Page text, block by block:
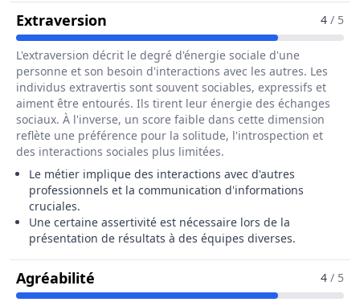
Extraversion Pour Le Métier De Technicien /
4 / 5
L'extraversion décrit le degré d'énergie sociale d'une
personne et son besoin d'interactions avec les autres. Les
individus extravertis sont souvent sociables, expressifs et
aiment être entourés. Ils tirent leur énergie des échanges
sociaux. À l'inverse, un score faible dans cette dimension
reflète une préférence pour la solitude, l'introspection et
des interactions sociales plus limitées.
Le métier implique des interactions avec d'autres
professionnels et la communication d'informations
cruciales.
Une certaine assertivité est nécessaire lors de la
présentation de résultats à des équipes diverses.
Agréabilité Pour Le Métier De Technicien / 4 / 5